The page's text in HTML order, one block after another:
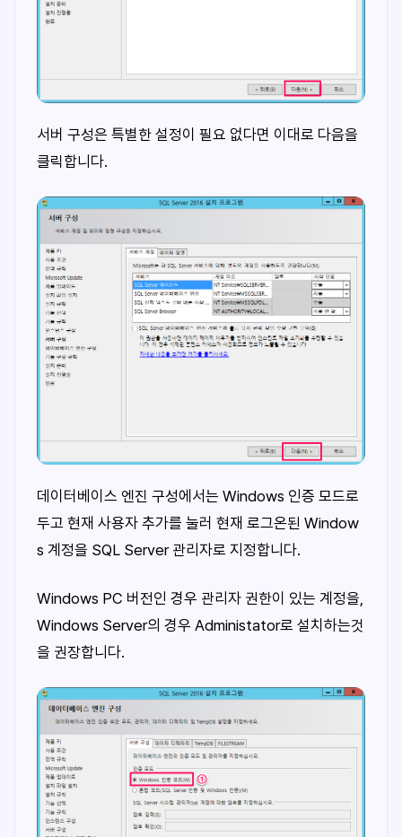
서버 구성은 특별한 설정이 필요 없다면 이대로 다음을
클릭합니다.
데이터베이스 엔진 구성에서는 Windows 인증 모드로
두고 현재 사용자 추가를 눌러 현재 로그온된 Window
s 계정을 SQL Server 관리자로 지정합니다.
Windows PC 버전인 경우 관리자 권한이 있는 계정을,
Windows Server의 경우 Administator로 설치하는것
을 권장합니다.